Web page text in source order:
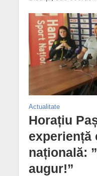
Actualitate
Horațiu
experiență
națională:
augur!”